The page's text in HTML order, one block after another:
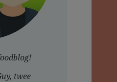
twee